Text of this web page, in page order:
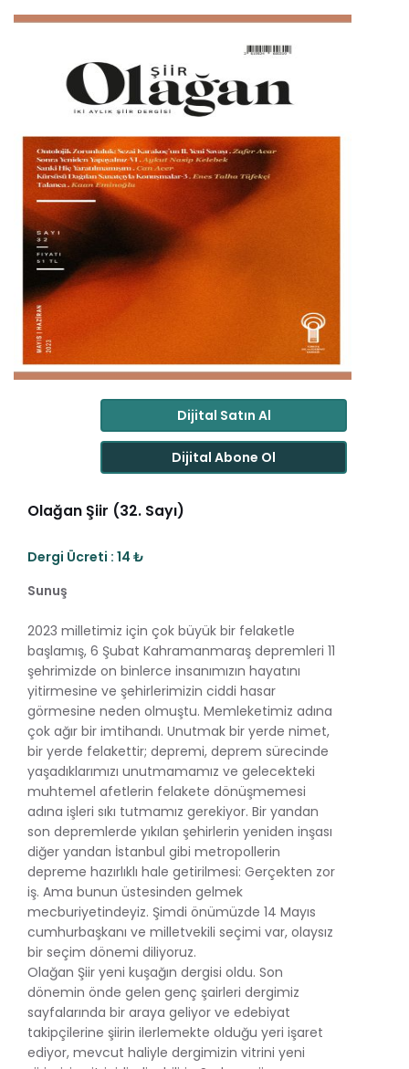
Dijital Satın Al
Dijital Abone Ol
Olağan Şiir (32. Sayı)
Dergi Ücreti : 14 ₺
Sunuş
2023 milletimiz için çok büyük bir felaketle
başlamış, 6 Şubat Kahramanmaraş depremleri 11
şehrimizde on binlerce insanımızın hayatını
yitirmesine ve şehirlerimizin ciddi hasar
görmesine neden olmuştu. Memleketimiz adına
çok ağır bir imtihandı. Unutmak bir yerde nimet,
bir yerde felakettir; depremi, deprem sürecinde
yaşadıklarımızı unutmamamız ve gelecekteki
muhtemel afetlerin felakete dönüşmemesi
adına işleri sıkı tutmamız gerekiyor. Bir yandan
son depremlerde yıkılan şehirlerin yeniden inşası
diğer yandan İstanbul gibi metropollerin
depreme hazırlıklı hale getirilmesi: Gerçekten zor
iş. Ama bunun üstesinden gelmek
mecburiyetindeyiz. Şimdi önümüzde 14 Mayıs
cumhurbaşkanı ve milletvekili seçimi var, olaysız
bir seçim dönemi diliyoruz.
Olağan Şiir yeni kuşağın dergisi oldu. Son
dönemin önde gelen genç şairleri dergimiz
sayfalarında bir araya geliyor ve edebiyat
takipçilerine şiirin ilerlemekte olduğu yeri işaret
ediyor, mevcut haliyle dergimizin vitrini yeni